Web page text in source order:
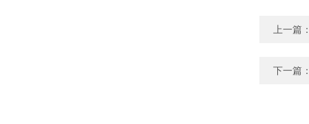
上一篇
下一篇